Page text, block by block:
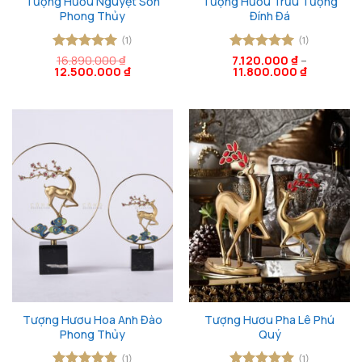
Phong Thủy
Được xếp
hạng55
(1)
16.890.000₫
Giá
12.500.000 ₫Giá
12.500.000 ₫.
Đính Đá
Được xếp
hạng55
(1)
7.120.000 ₫ –
11.800.000 ₫
Tượng Hươu Hoa Anh Đào
Phong Thủy
(1)
Tượng Hươu Pha Lê Phú
Quý
(1)